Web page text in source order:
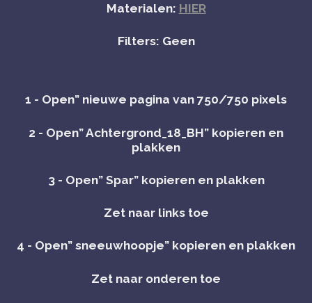
Materialen: HIER
Filters: Geen
1 - Open” nieuwe pagina van 750/750 pixels
2 - Open” Achtergrond_18_BH” kopieren en
plakken
3 - Open” Spar” kopieren en plakken
Zet naar links toe
4 - Open” sneeuwhoopje” kopieren en plakken
Zet naar onderen toe